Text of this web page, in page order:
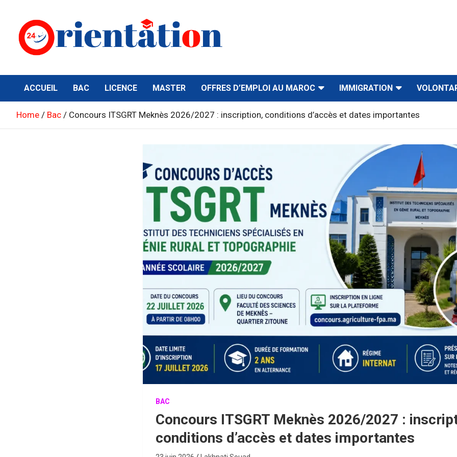
content
Orientation24
ACCUEIL BAC LICENCE MASTER OFFRES D’EMPLOI AU MAROC IMMIGRATION
Home Bac Concours ITSGRT Meknès 2026/2027 : inscription, conditions d’accès et dates importantes
BAC
Concours ITSGRT Meknès 2026/2027 :
conditions d’accès et dates importantes